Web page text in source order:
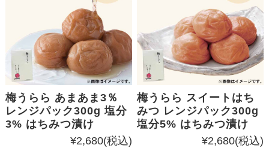
梅うらら あまあま3％
レンジパック300g 塩分
3% はちみつ漬け
¥2,680(税込)
梅うらら スイートはち
みつ レンジパック300g
塩分5% はちみつ漬け
¥2,680(税込)